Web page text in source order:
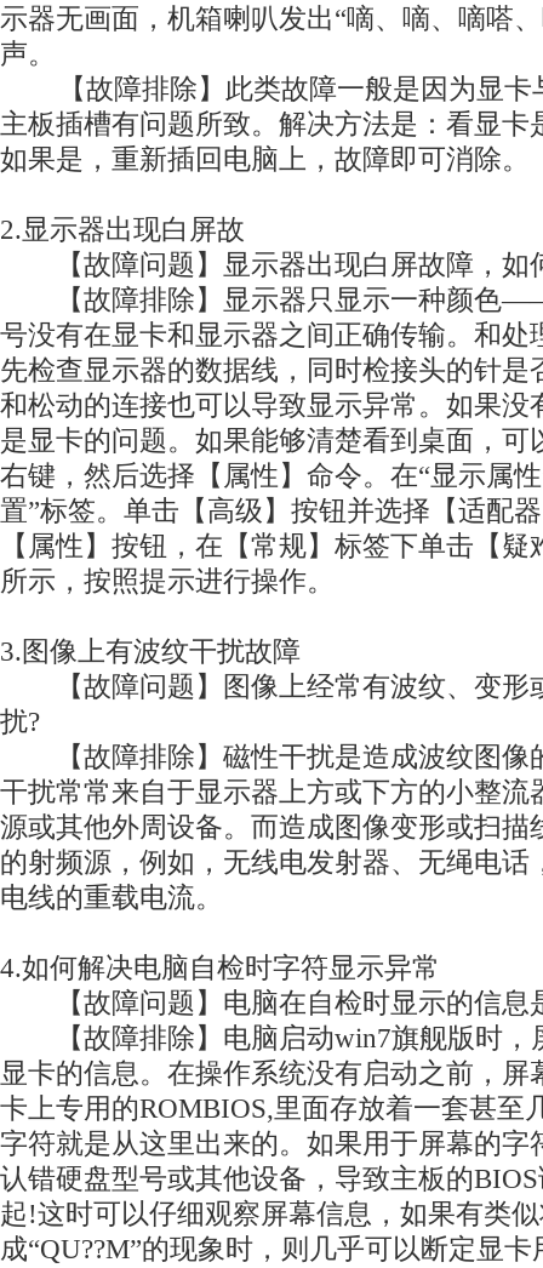
示器无画面，机箱喇叭发出“嘀、嘀、嘀嗒
声。
【故障排除】此类故障一般是因为显卡
主板插槽有问题所致。解决方法是：看显卡
如果是，重新插回电脑上，故障即可消除。
2.显示器出现白屏故
【故障问题】显示器出现白屏故障，如
【故障排除】显示器只显示一种颜色
号没有在显卡和显示器之间正确传输。和处
先检查显示器的数据线，同时检接头的针是
和松动的连接也可以导致显示异常。如果没
是显卡的问题。如果能够清楚看到桌面，可
右键，然后选择【属性】命令。在“显示属
置”标签。单击【高级】按钮并选择【适配
【属性】按钮，在【常规】标签下单击【
所示，按照提示进行操作。
3.图像上有波纹干扰故障
【故障问题】图像上经常有波纹、变形
扰?
【故障排除】磁性干扰是造成波纹图像
干扰常常来自于显示器上方或下方的小整流
源或其他外周设备。而造成图像变形或扫描
的射频源，例如，无线电发射器、无绳电话
电线的重载电流。
4.如何解决电脑自检时字符显示异常
【故障问题】电脑在自检时显示的信息
【故障排除】电脑启动win7旗舰版时，
显卡的信息。在操作系统没有启动之前，屏
卡上专用的ROMBIOS,里面存放着一套甚至
字符就是从这里出来的。如果用于屏幕的字
认错硬盘型号或其他设备，导致主板的
起!这时可以仔细观察屏幕信息，如果有类
成“QU??M”的现象时，则几乎可以断定显